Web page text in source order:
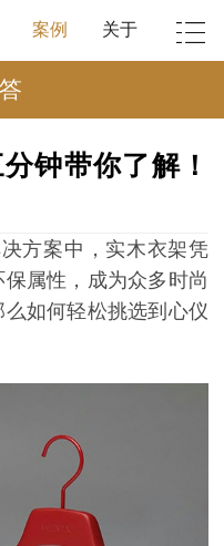
案例 关于
钟带你了解！
方案中，实木衣架凭
属性，成为众多时尚
如何轻松挑选到心仪